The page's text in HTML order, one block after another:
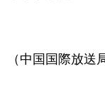
（中国国際放送